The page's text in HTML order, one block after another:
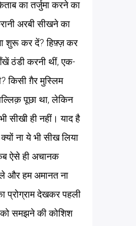
का तर्जुमा करने का
अरबी सीखने का
शुरू कर दें? हिफ़्ज़ कर
ठंडी करनी थीं, एक-
किसी ग़ैर मुस्लिम
पूछा था, लेकिन
सीखी ही नहीं। याद है
ना ये भी सीख लिया
ऐसे ही अचानक
और हम अमानत ना
प्रोग्राम देखकर पहली
समझने की कोशिश